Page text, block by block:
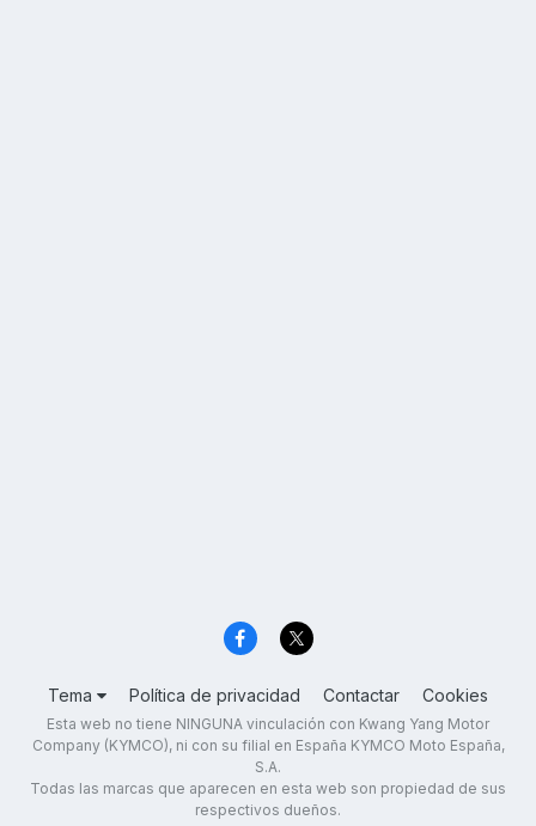
Tema Política de privacidad Contactar Cookies
Esta web no tiene NINGUNA vinculación con Kwang Yang Motor
Company (KYMCO), ni con su filial en España KYMCO Moto España,
S.A.
Todas las marcas que aparecen en esta web son propiedad de sus
respectivos dueños.